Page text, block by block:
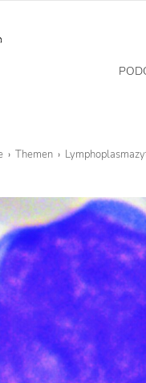
Themen